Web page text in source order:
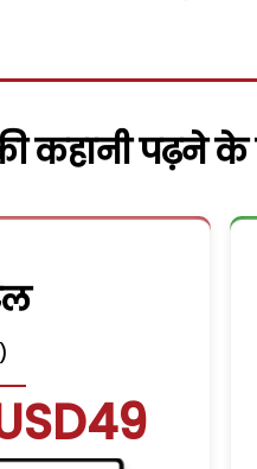
कहानी पढ़ने के